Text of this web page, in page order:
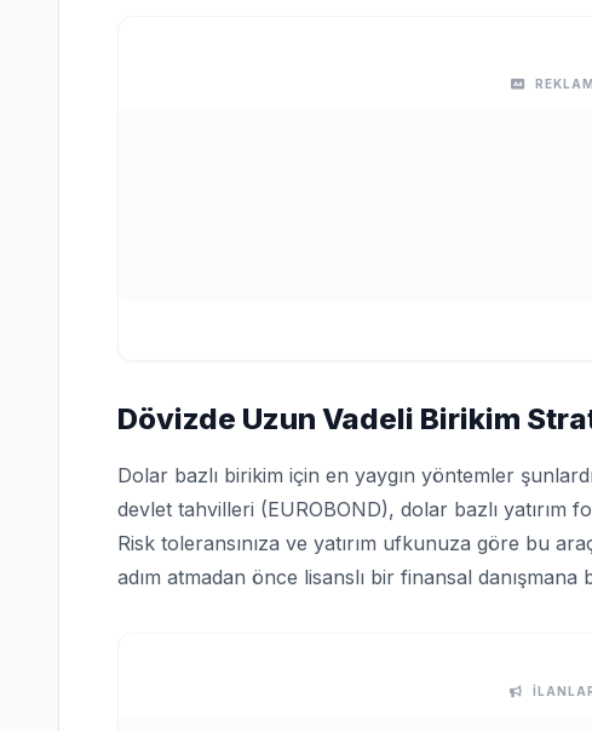
REKLAM
Dövizde Uzun Vadeli Birikim
Dolar bazlı birikim için en yaygın yöntemler
devlet tahvilleri (EUROBOND), dolar bazlı yatırım
Risk toleransınıza ve yatırım ufkunuza göre bu
adım atmadan önce lisanslı bir finansal danışmana